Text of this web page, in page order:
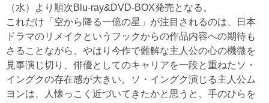
（水）より順次Blu-ray&DVD-BOX発売となる。
これだけ「空から降る一億の星」が注目されるのは、日本
ドラマのリメイクというフックからの作品内容への期待も
さることながら、やはり今作で難解な主人公の心の機微を
見事演じ切り、俳優としてのキャリアを一段と重ねたソ・
イングクの存在感が大きい。ソ・イングク演じる主人公ム
ヨンは、人懐っこく近づいてきたかと思うと、手のひらを